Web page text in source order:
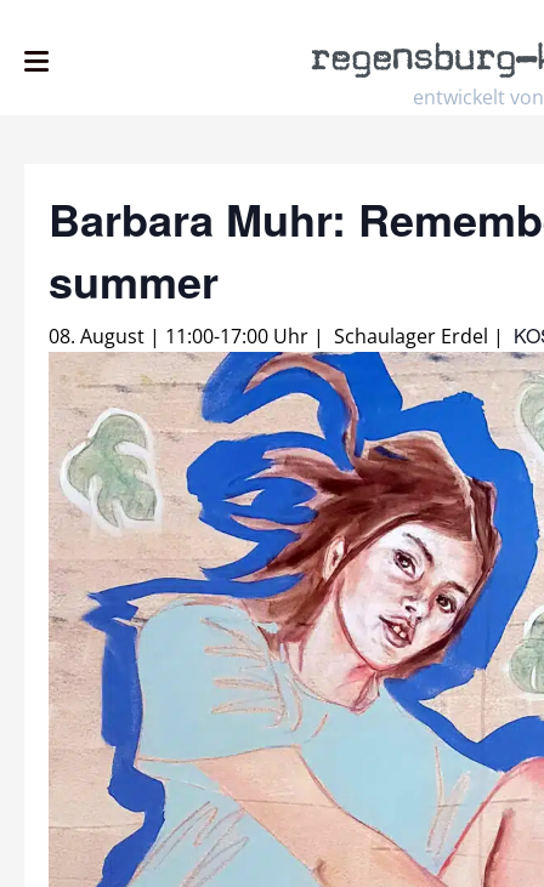
entwickelt von
regensburg–
Barbara Muhr:
summer
08. August | 11:00-17:00 Uhr | Schaulager Erdel |